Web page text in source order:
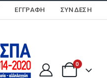
ΕΓΓΡΑΦΗ ΣΎΝΔΕΣΗ
0